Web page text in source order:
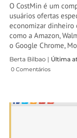
O CostMin é um
usuários ofertas
economizar dinheiro
como a Amazon,
o Google Chrome,
Berta Bilbao | Última
0 Comentários